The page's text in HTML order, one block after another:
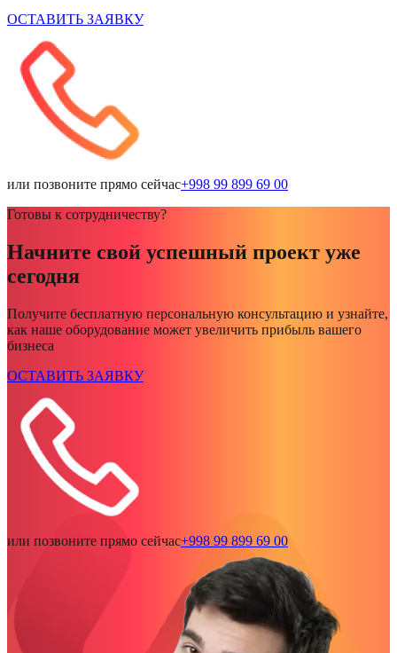
ОСТАВИТЬ ЗАЯВКУ
или позвоните прямо сейчас+998 99 899 69 00
Готовы к сотрудничеству?
Начните свой успешный проект уже
сегодня
Получите бесплатную персональную консультацию и узнайте,
как наше оборудование может увеличить прибыль вашего
бизнеса
ОСТАВИТЬ ЗАЯВКУ
или позвоните прямо сейчас+998 99 899 69 00